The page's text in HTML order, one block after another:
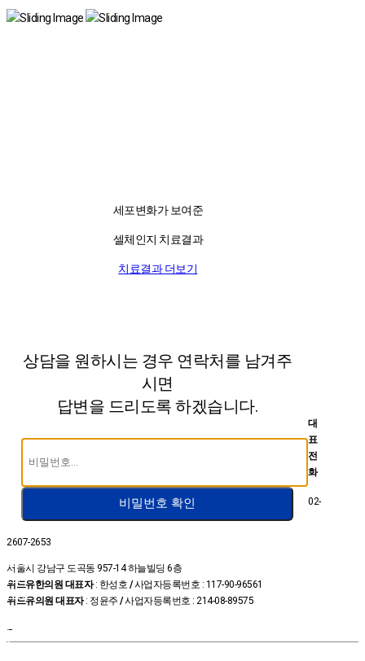
세포변화가 보여준
셀체인지 치료결과
치료결과 더보기
상담을 원하시는 경우 연락처를 남겨주
시면
답변을 드리도록 하겠습니다.
비밀번호 확인
대
표
전
화
02-
2607-2653
서울시 강남구 도곡동 957-14 하늘빌딩 6층
위드유한의원 대표자: 한성호 /사업자등록번호 : 117-90-96561
위드유의원 대표자: 정윤주 /사업자등록번호 : 214-08-89575
–
온라인
예약
상담신
카톡상
담